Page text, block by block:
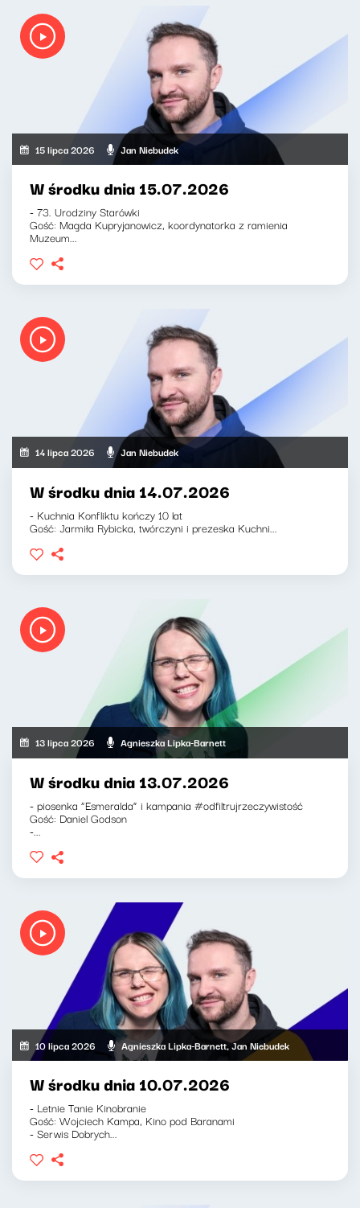
15 lipca 2026 Jan Niebudek
W środku dnia 15.07.2026
- 73. Urodziny Starówki
Gość: Magda Kupryjanowicz, koordynatorka z ramienia
Muzeum...
14 lipca 2026 Jan Niebudek
W środku dnia 14.07.2026
- Kuchnia Konfliktu kończy 10 lat
Gość: Jarmiła Rybicka, twórczyni i prezeska Kuchni...
13 lipca 2026 Agnieszka Lipka-Barnett
W środku dnia 13.07.2026
- piosenka “Esmeralda” i kampania #odfiltrujrzeczywistość
Gość: Daniel Godson
-...
10 lipca 2026 Agnieszka Lipka-Barnett, Jan Niebudek
W środku dnia 10.07.2026
- Letnie Tanie Kinobranie
Gość: Wojciech Kampa, Kino pod Baranami
- Serwis Dobrych...